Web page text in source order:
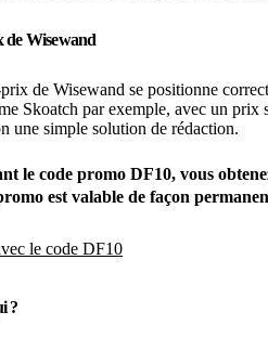
de Wisewand
de Wisewand se positionne
Skoatch par exemple, avec un prix
une simple solution de rédaction.
le code promo DF10, vous
est valable de façon
le code DF10
?